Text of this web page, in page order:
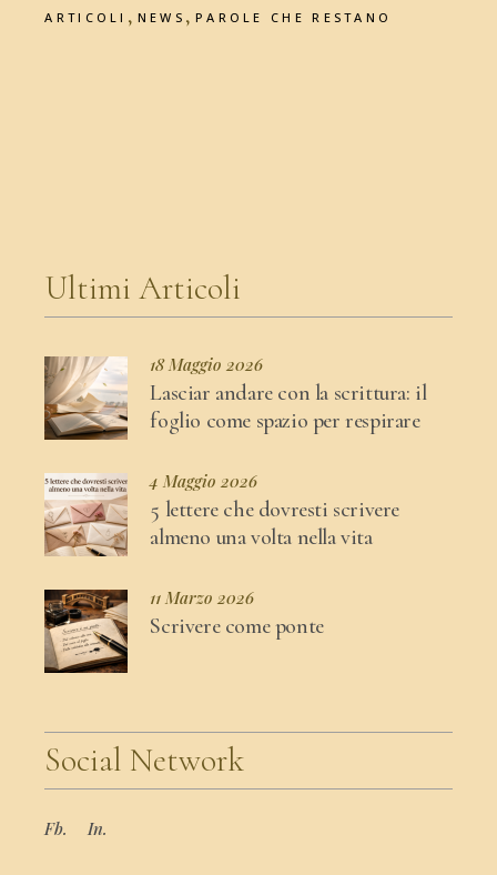
ARTICOLI , NEWS , PAROLE CHE RESTANO
Ultimi Articoli
18 Maggio 2026
Lasciar andare con la scrittura: il
foglio come spazio per respirare
4 Maggio 2026
5 lettere che dovresti scrivere
almeno una volta nella vita
11 Marzo 2026
Scrivere come ponte
Social Network
Fb. In.